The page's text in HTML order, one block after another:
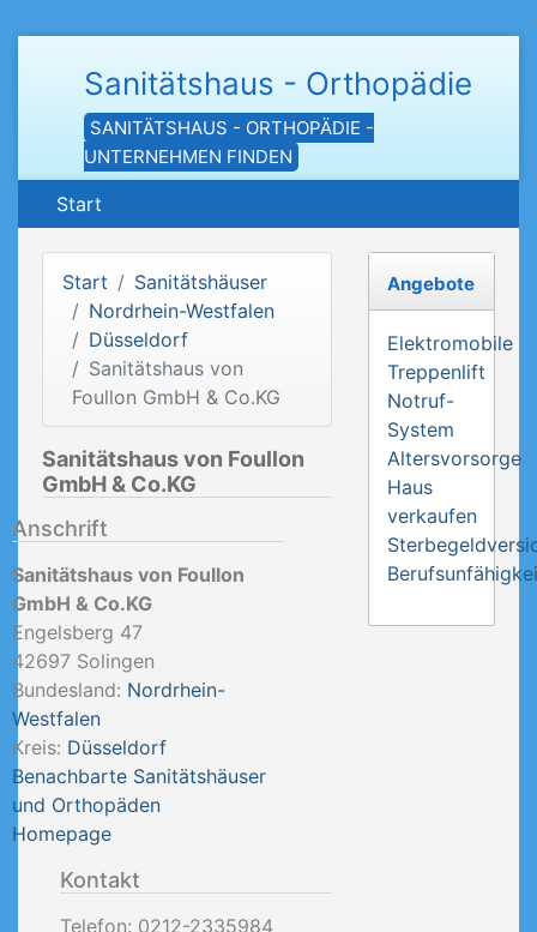
Sanitätshaus - Orthopädie
SANITÄTSHAUS - ORTHOPÄDIE -
UNTERNEHMEN FINDEN
Start
Start
Sanitätshäuser
Nordrhein-Westfalen
Düsseldorf
Sanitätshaus von
Foullon GmbH & Co.KG
Sanitätshaus von Foullon
GmbH & Co.KG
Anschrift
Sanitätshaus von Foullon
GmbH & Co.KG
Engelsberg 47
42697 Solingen
Bundesland: Nordrhein-
Westfalen
Kreis: Düsseldorf
Benachbarte Sanitätshäuser
und Orthopäden
Homepage
Kontakt
Telefon: 0212-2335984
Angebote
Elektromobile
Treppenlift
Notruf-
System
Altersvorsorge
Haus
verkaufen